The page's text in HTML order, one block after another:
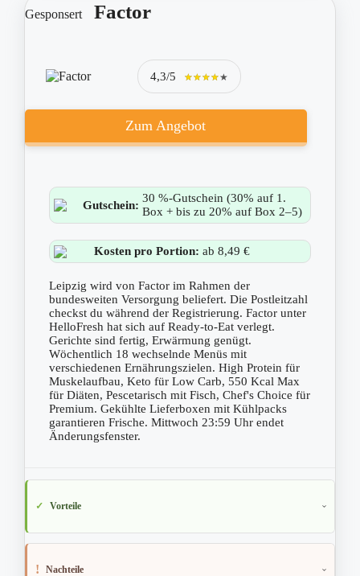
Gesponsert Factor
4,3/5 ★★★★★
★★★★★
Zum Angebot
Gutschein:
30 %-Gutschein (30% auf 1.
Box + bis zu 20% auf Box 2–5)
Kosten pro Portion: ab 8,49 €
Leipzig wird von Factor im Rahmen der
bundesweiten Versorgung beliefert. Die Postleitzahl
checkst du während der Registrierung. Factor unter
HelloFresh hat sich auf Ready-to-Eat verlegt.
Gerichte sind fertig, Erwärmung genügt.
Wöchentlich 18 wechselnde Menüs mit
verschiedenen Ernährungszielen. High Protein für
Muskelaufbau, Keto für Low Carb, 550 Kcal Max
für Diäten, Pescetarisch mit Fisch, Chef's Choice für
Premium. Gekühlte Lieferboxen mit Kühlpacks
garantieren Frische. Mittwoch 23:59 Uhr endet
Änderungsfenster.
Vorteile
Nachteile